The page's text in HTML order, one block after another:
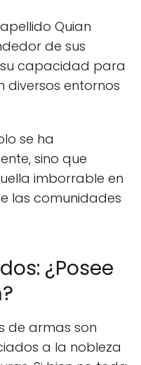
Quian
de sus
capacidad para
entornos
se ha
sino que
imborrable en
las comunidades
¿Posee
de armas son
a la nobleza